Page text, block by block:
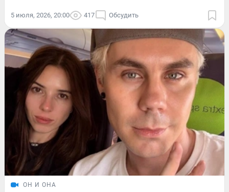
5 июля, 2026, 20:00 417 Обсудить
ОН И ОНА